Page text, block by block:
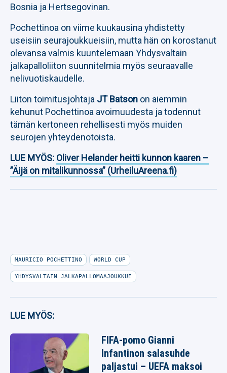
Bosnia ja Hertsegovinan.
Pochettinoa on viime kuukausina yhdistetty
useisiin seurajoukkueisiin, mutta hän on korostanut
olevansa valmis kuuntelemaan Yhdysvaltain
jalkapalloliiton suunnitelmia myös seuraavalle
nelivuotiskaudelle.
Liiton toimitusjohtaja JT Batson on aiemmin
kehunut Pochettinoa avoimuudesta ja todennut
tämän kertoneen rehellisesti myös muiden
seurojen yhteydenotoista.
LUE MYÖS: Oliver Helander heitti kunnon kaaren –
”Äijä on mitalikunnossa” (UrheiluAreena.fi)
MAURICIO POCHETTINO WORLD CUP
YHDYSVALTAIN JALKAPALLOMAAJOUKKUE
LUE MYÖS:
FIFA-pomo Gianni
Infantinon salasuhde
paljastui – UEFA maksoi